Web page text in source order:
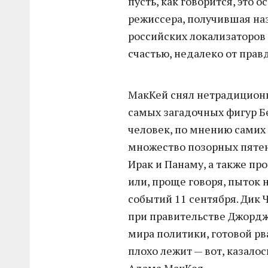
режиссера, получившая
российских
счастью, недалеко от
МакКей снял
самых загадочных фигур
человек, по мнению самих
множество позорных
Ирак и Панаму, а также
или, проще говоря, пыток
событий 11 сентября.
при правительстве
мира политики, готовой
плохо лежит — вот,